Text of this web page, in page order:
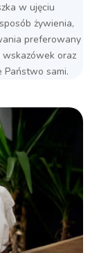
w ujęciu
żywienia,
preferowany
wskazówek oraz
Państwo sami.